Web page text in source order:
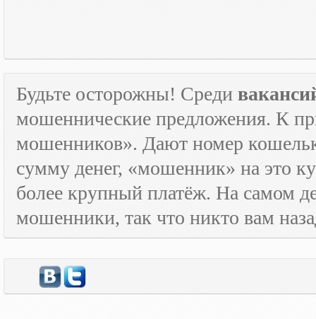
Будьте осторожны! Среди
мошеннические предложения. К
мошенников». Дают номер
сумму денег, «мошенник» на это
более крупный платёж. На самом
мошенники, так что никто вам